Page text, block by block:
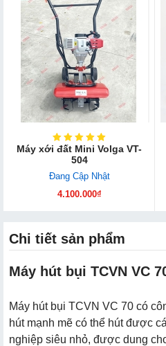
Máy xới đất Mini Volga VT-
504
Đang Cập Nhật
4.100.000₫
Chi tiết sản phẩm
Máy hút bụi TCVN VC
Máy hút bụi TCVN VC 70 có
hút mạnh mẽ có thể hút được
nghiệp siêu nhỏ, được dung